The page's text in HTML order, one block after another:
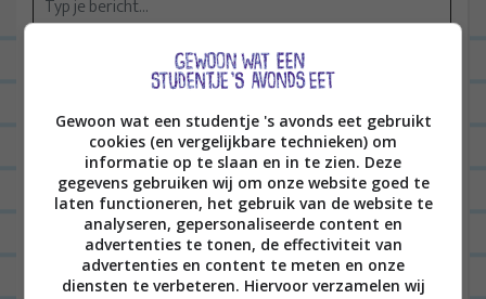
Naam*
E-mail*
Gewoon wat een studentje 's avonds eet gebruikt
cookies (en vergelijkbare technieken) om
informatie op te slaan en in te zien. Deze
gegevens gebruiken wij om onze website goed te
laten functioneren, het gebruik van de website te
analyseren, gepersonaliseerde content en
advertenties te tonen, de effectiviteit van
advertenties en content te meten en onze
diensten te verbeteren. Hiervoor verzamelen wij